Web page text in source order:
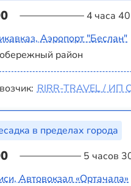
4 часа
Аэропорт "Беслан"
район
RIRR-TRAVEL / ИП
в пределах города
5 часов
Автовокзал «Ортачала»